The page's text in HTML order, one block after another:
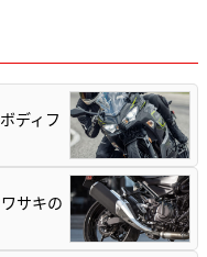
ディフ
サキの